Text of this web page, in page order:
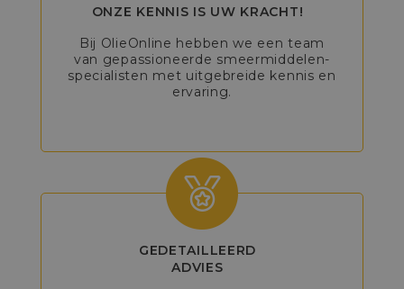
ONZE KENNIS IS UW KRACHT!
Bij OlieOnline hebben we een team
van gepassioneerde smeermiddelen-
specialisten met uitgebreide kennis en
ervaring.
GEDETAILLEERD
ADVIES